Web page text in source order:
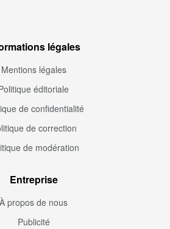
légales
Mentions légales
éditoriale
de confidentialité
de correction
de modération
Entreprise
À propos de nous
Publicité